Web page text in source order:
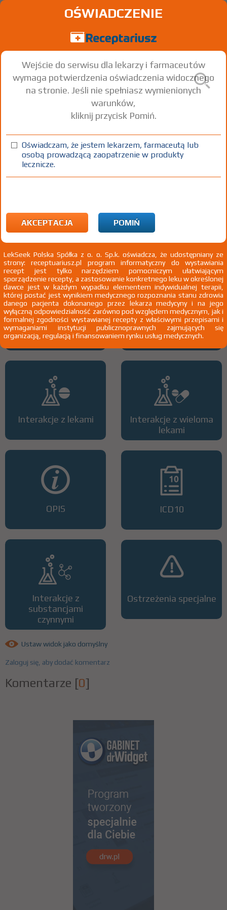
Bufomix Easyhaler
Budesonide + Formoterol
prosz. do
inhal.
80/4,5
1 inhal. (120
Wziewnie
1) Przewlekła obturacyjna choroba płuc
Eozynofilowe
zapalenie oskrzeli
4)Pacjenci do ukończenia 18 roku życia
Wszystkie dawki leku
Interakcje z lekami
OPIS
Interakcje z
substancjami
czynnymi
ATC
Interakcje z wieloma
lekami
ICD10
Ostrzeżenia specjalne
Ustaw widok jako domyślny
Zaloguj się, aby dodać komentarz
Komentarze [0]
OŚWIADCZENIE
Wejście do serwisu dla lekarzy i farmaceutów
wymaga potwierdzenia oświadczenia widocznego
na stronie. Jeśli nie spełniasz wymienionych
warunków,
kliknij przycisk Pomiń.
Oświadczam, że jestem lekarzem, farmaceutą lub
osobą prowadzącą zaopatrzenie w produkty
lecznicze.
AKCEPTACJA POMIŃ
LekSeek Polska Spółka z o. o. Sp.k. oświadcza, że udostępniany ze
strony: receptuariusz.pl program informatyczny do wystawiania
recept jest tylko narzędziem pomocniczym ułatwiającym
sporządzenie recepty, a zastosowanie konkretnego leku w określonej
dawce jest w każdym wypadku elementem indywidualnej terapii,
której postać jest wynikiem medycznego rozpoznania stanu zdrowia
danego pacjenta dokonanego przez lekarza medycyny i na jego
wyłączną odpowiedzialność zarówno pod względem medycznym, jak i
formalnej zgodności wystawianej recepty z właściwymi przepisami i
wymaganiami instytucji publicznoprawnych zajmujących się
organizacją, regulacją i finansowaniem rynku usług medycznych.